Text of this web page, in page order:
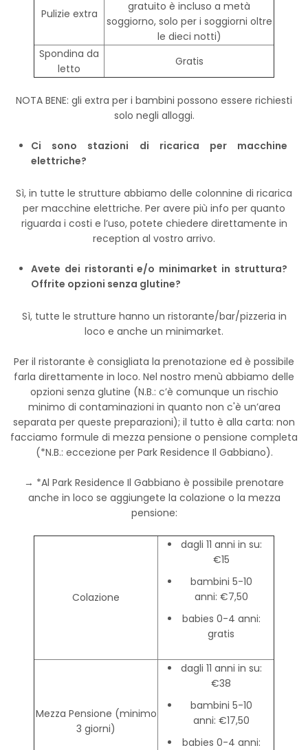
Pulizie extra
gratuito è incluso a metà
soggiorno, solo per i soggiorni oltre
le dieci notti)
Spondina da
letto
Gratis
NOTA BENE: gli extra per i bambini possono essere richiesti
solo negli alloggi.
Ci sono stazioni di ricarica per macchine
elettriche?
Sì, in tutte le strutture abbiamo delle colonnine di ricarica
per macchine elettriche. Per avere più info per quanto
riguarda i costi e l’uso, potete chiedere direttamente in
reception al vostro arrivo.
Avete dei ristoranti e/o minimarket in struttura?
Offrite opzioni senza glutine?
Sì, tutte le strutture hanno un ristorante/bar/pizzeria in
loco e anche un minimarket.
Per il ristorante è consigliata la prenotazione ed è possibile
farla direttamente in loco. Nel nostro menù abbiamo delle
opzioni senza glutine (N.B.: c’è comunque un rischio
minimo di contaminazioni in quanto non c'è un’area
separata per queste preparazioni); il tutto è alla carta: non
facciamo formule di mezza pensione o pensione completa
(*N.B.: eccezione per Park Residence Il Gabbiano).
→ *Al Park Residence Il Gabbiano è possibile prenotare
anche in loco se aggiungete la colazione o la mezza
pensione:
Colazione
dagli 11 anni in su:
€15
bambini 5-10
anni: €7,50
babies 0-4 anni:
gratis
Mezza Pensione (minimo
3 giorni)
dagli 11 anni in su:
€38
bambini 5-10
anni: €17,50
babies 0-4 anni: